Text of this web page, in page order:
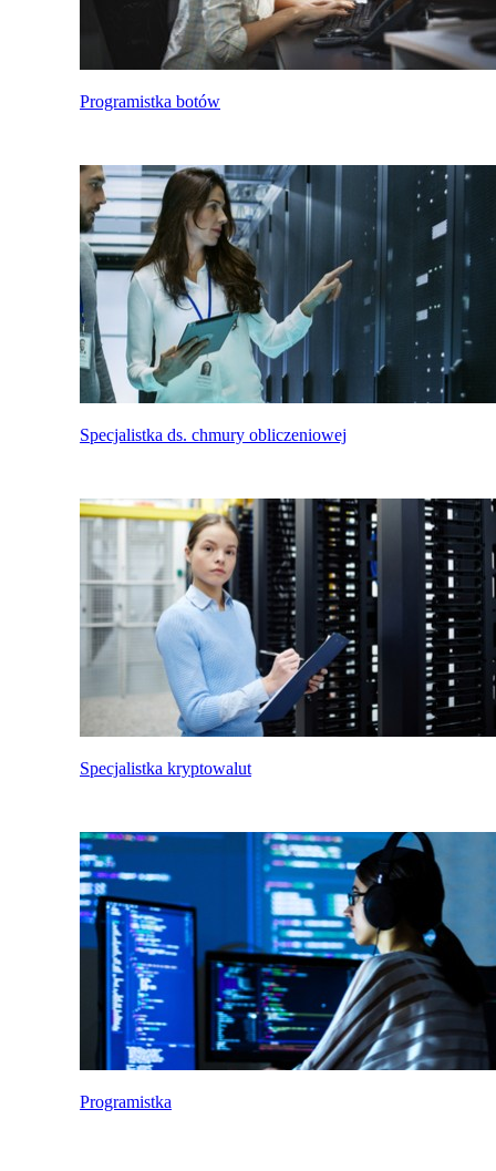
Programistka botów
Specjalistka ds. chmury obliczeniowej
Specjalistka kryptowalut
Programistka